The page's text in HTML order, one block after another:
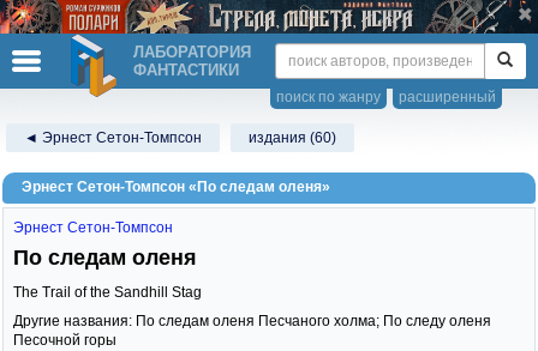
ЛАБОРАТОРИЯ
ФАНТАСТИКИ
расширенный
поиск по жанру
◄ Эрнест Сетон-Томпсон издания (60)
Эрнест Сетон-Томпсон «По следам оленя»
Эрнест Сетон-Томпсон
По следам оленя
The Trail of the Sandhill Stag
Другие названия: По следам оленя Песчаного холма; По следу оленя
Песочной горы